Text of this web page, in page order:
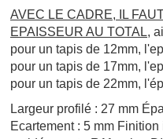
AVEC LE CADRE, IL
EPAISSEUR AU TOTAL,
pour un tapis de 12mm,
pour un tapis de 17mm, l
pour un tapis de 22mm,
Largeur profilé : 27 mm
Ecartement : 5 mm Finition